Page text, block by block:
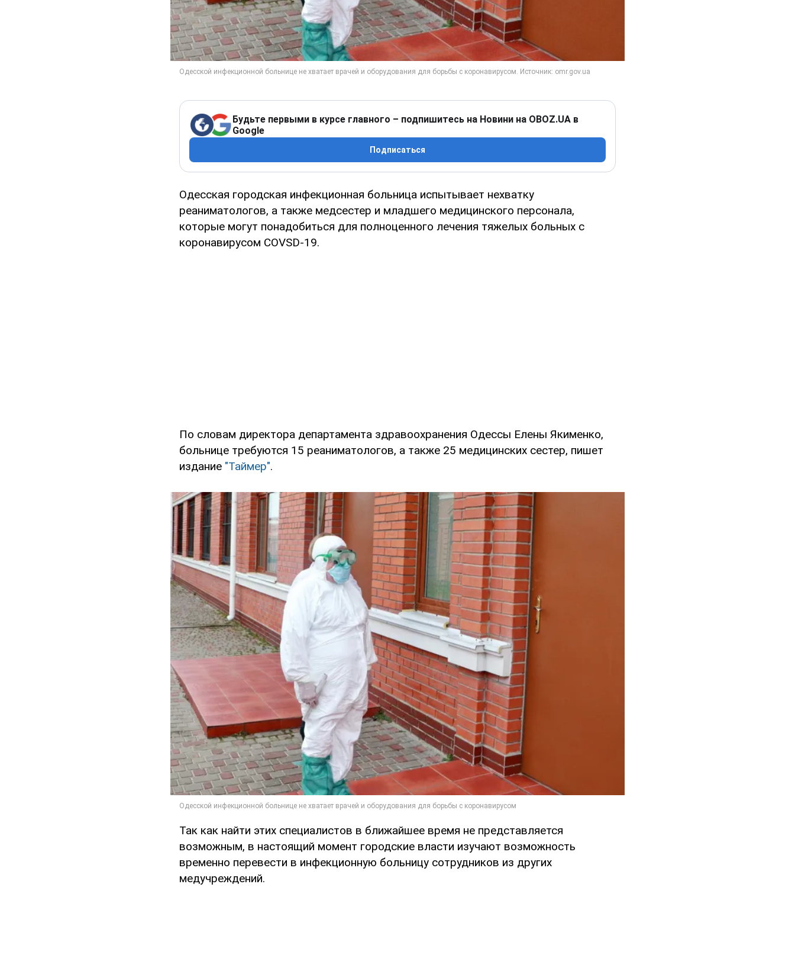
Будьте первыми в курсе главного – подпишитесь на Новини на OBOZ.UA в
Google
Подписаться
Одесская городская инфекционная больница испытывает нехватку
реаниматологов, а также медсестер и младшего медицинского персонала,
которые могут понадобиться для полноценного лечения тяжелых больных с
коронавирусом COVSD-19.
По словам директора департамента здравоохранения Одессы Елены Якименко,
больнице требуются 15 реаниматологов, а также 25 медицинских сестер, пишет
издание "Таймер".
Так как найти этих специалистов в ближайшее время не представляется
возможным, в настоящий момент городские власти изучают возможность
временно перевести в инфекционную больницу сотрудников из других
медучреждений.